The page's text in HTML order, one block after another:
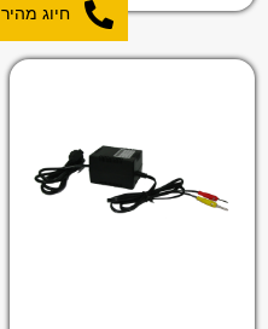
חיוג מהיר